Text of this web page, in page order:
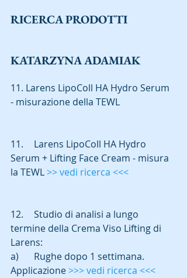
RICERCA PRODOTTI
KATARZYNA ADAMIAK
11. Larens LipoColl HA Hydro Serum
- misurazione della TEWL
11.	Larens LipoColl HA Hydro
Serum + Lifting Face Cream - misura
la TEWL >> vedi ricerca <<<
12.	Studio di analisi a lungo
termine della Crema Viso Lifting di
Larens:
a)	Rughe dopo 1 settimana.
Applicazione >>> vedi ricerca <<<